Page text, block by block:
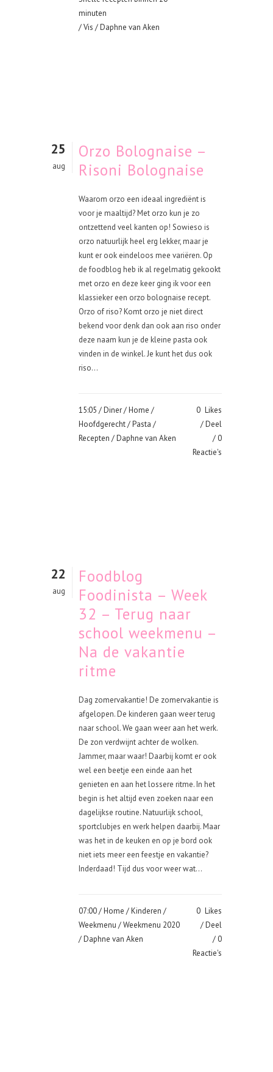
minuten
/Vis / Daphne van Aken
25
aug
Orzo Bolognaise –
Risoni Bolognaise
Waarom orzo een ideaal ingrediënt is
voor je maaltijd? Met orzo kun je zo
ontzettend veel kanten op! Sowieso is
orzo natuurlijk heel erg lekker, maar je
kunt er ook eindeloos mee variëren. Op
de foodblog heb ik al regelmatig gekookt
met orzo en deze keer ging ik voor een
klassieker een orzo bolognaise recept.
Orzo of riso? Komt orzo je niet direct
bekend voor denk dan ook aan riso onder
deze naam kun je de kleine pasta ook
vinden in de winkel. Je kunt het dus ook
riso...
15:05 /Diner/Home /
Hoofdgerecht/Pasta /
Recepten / Daphne van Aken
0 Likes
Deel
0
Reactie's
22
aug
Foodblog
Foodinista – Week
32 – Terug naar
school weekmenu –
Na de vakantie
ritme
Dag zomervakantie! De zomervakantie is
afgelopen. De kinderen gaan weer terug
naar school. We gaan weer aan het werk.
De zon verdwijnt achter de wolken.
Jammer, maar waar! Daarbij komt er ook
wel een beetje een einde aan het
genieten en aan het lossere ritme. In het
begin is het altijd even zoeken naar een
dagelijkse routine. Natuurlijk school,
sportclubjes en werk helpen daarbij. Maar
was het in de keuken en op je bord ook
niet iets meer een feestje en vakantie?
Inderdaad! Tijd dus voor weer wat...
07:00 /Home /Kinderen /
Weekmenu /Weekmenu 2020
/ Daphne van Aken
0 Likes
Deel
0
Reactie's